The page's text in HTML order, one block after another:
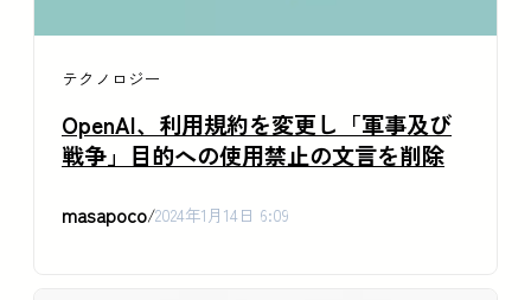
テクノロジー
OpenAI、利用規約を変更し「軍事及び
戦争」目的への使用禁止の文言を削除
masapoco/2024年1月14日 6:09